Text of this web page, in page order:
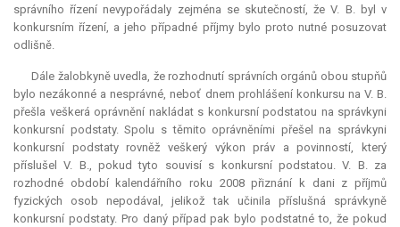
správního řízení nevypořádaly zejména se skutečností, že V. B. byl v
konkursním řízení, a jeho případné příjmy bylo proto nutné posuzovat
odlišně.
Dále žalobkyně uvedla, že rozhodnutí správních orgánů obou stupňů
bylo nezákonné a nesprávné, neboť dnem prohlášení konkursu na V. B.
přešla veškerá oprávnění nakládat s konkursní podstatou na správkyni
konkursní podstaty. Spolu s těmito oprávněními přešel na správkyni
konkursní podstaty rovněž veškerý výkon práv a povinností, který
příslušel V. B., pokud tyto souvisí s konkursní podstatou. V. B. za
rozhodné období kalendářního roku 2008 přiznání k dani z příjmů
fyzických osob nepodával, jelikož tak učinila příslušná správkyně
konkursní podstaty. Pro daný případ pak bylo podstatné to, že pokud